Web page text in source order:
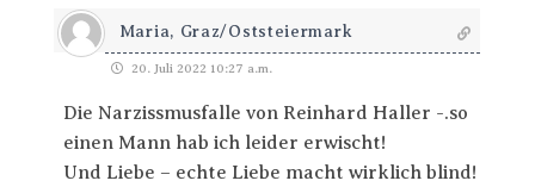
Maria, Graz/Oststeiermark
20. Juli 2022 10:27 a.m.
Die Narzissmusfalle von Reinhard Haller -.so
einen Mann hab ich leider erwischt!
Und Liebe – echte Liebe macht wirklich blind!